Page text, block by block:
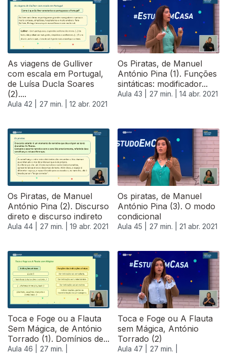
As viagens de Gulliver
com escala em Portugal,
de Luísa Ducla Soares
(2)....
Aula 42 | 27 min. | 12 abr. 2021
Os Piratas, de Manuel
António Pina (1). Funções
sintáticas: modificador...
Aula 43 | 27 min. | 14 abr. 2021
Os Piratas, de Manuel
António Pina (2). Discurso
direto e discurso indireto
Aula 44 | 27 min. | 19 abr. 2021
Os piratas, de Manuel
António Pina (3). O modo
condicional
Aula 45 | 27 min. | 21 abr. 2021
Toca e Foge ou a Flauta
Sem Mágica, de António
Torrado (1). Domínios de...
Aula 46 |
27 min. |
Toca e Foge ou A Flauta
sem Mágica, António
Torrado (2)
Aula 47 |
27 min. |
540101